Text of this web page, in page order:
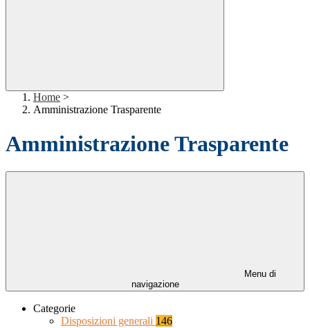
Home >
Amministrazione Trasparente
Amministrazione Trasparente
Menu di
navigazione
Categorie
Disposizioni generali 146